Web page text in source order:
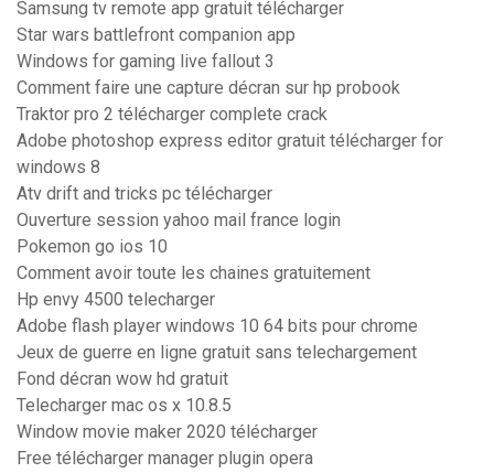
Samsung tv remote app gratuit télécharger
Star wars battlefront companion app
Windows for gaming live fallout 3
Comment faire une capture décran sur hp probook
Traktor pro 2 télécharger complete crack
Adobe photoshop express editor gratuit télécharger for
windows 8
Atv drift and tricks pc télécharger
Ouverture session yahoo mail france login
Pokemon go ios 10
Comment avoir toute les chaines gratuitement
Hp envy 4500 telecharger
Adobe flash player windows 10 64 bits pour chrome
Jeux de guerre en ligne gratuit sans telechargement
Fond décran wow hd gratuit
Telecharger mac os x 10.8.5
Window movie maker 2020 télécharger
Free télécharger manager plugin opera